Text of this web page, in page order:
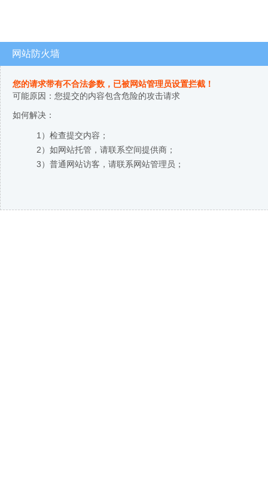
网站防火墙
您的请求带有不合法参数，已被网站管理员设置拦截！
可能原因：您提交的内容包含危险的攻击请求
如何解决：
1）检查提交内容；
2）如网站托管，请联系空间提供商；
3）普通网站访客，请联系网站管理员；